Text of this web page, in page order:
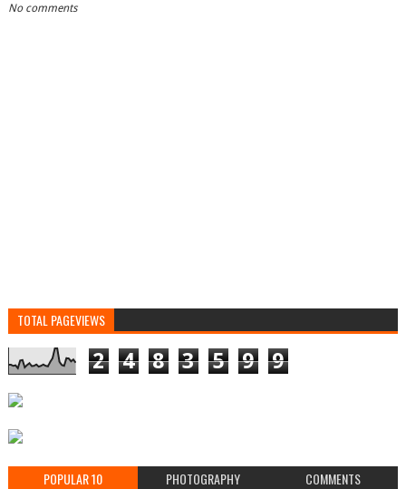
No comments
TOTAL PAGEVIEWS
2 4 8 3 5 9 9
POPULAR 10 PHOTOGRAPHY COMMENTS